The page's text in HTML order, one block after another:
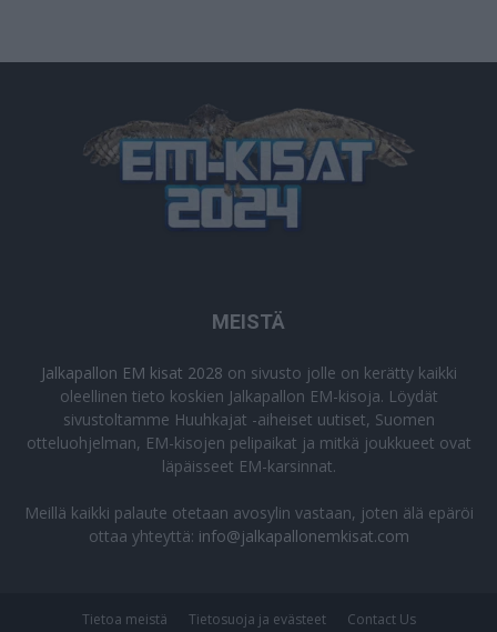
MEISTÄ
Jalkapallon EM kisat 2028 on sivusto jolle on kerätty kaikki
oleellinen tieto koskien Jalkapallon EM-kisoja. Löydät
sivustoltamme Huuhkajat -aiheiset uutiset, Suomen
otteluohjelman, EM-kisojen pelipaikat ja mitkä joukkueet ovat
läpäisseet EM-karsinnat.
Meillä kaikki palaute otetaan avosylin vastaan, joten älä epäröi
ottaa yhteyttä: info@jalkapallonemkisat.com
Tietoa meistä Tietosuoja ja evästeet Contact Us